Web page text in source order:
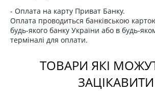
- Оплата на карту Приват Банку.
Оплата проводиться банківською
будь-якого банку України або в будь-
терміналі для оплати.
ТОВАРИ ЯКІ
ЗАЦІКАВИТИ